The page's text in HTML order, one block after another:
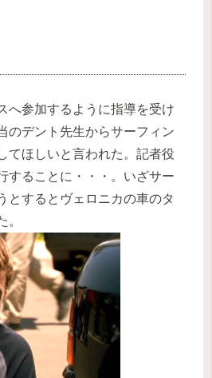
へ参加するように指導を受け
のデント先生からサーフィン
てほしいと言われた。記者役
することに・・・。いざサー
とするとヴェロニカの車のタ
。